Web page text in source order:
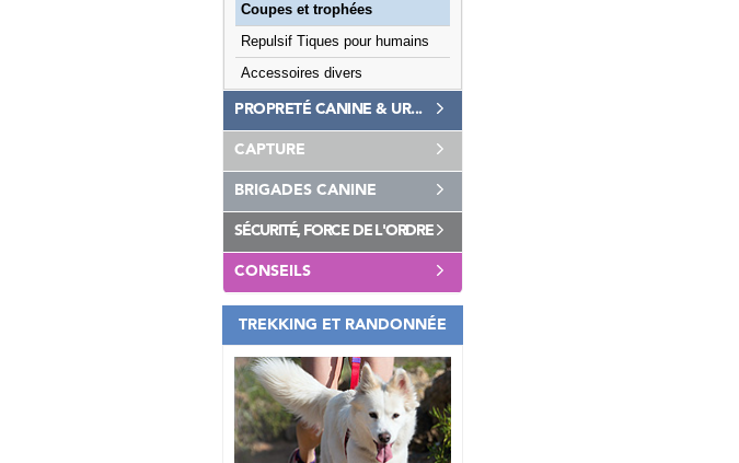
Coupes et trophées
Repulsif Tiques pour humains
Accessoires divers
PROPRETÉ CANINE & UR...
CAPTURE
BRIGADES CANINE
SÉCURITÉ, FORCE DE L'ORDRE
CONSEILS
TREKKING ET RANDONNÉE